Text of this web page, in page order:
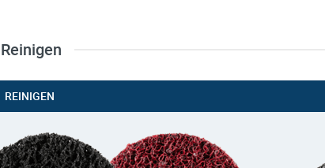
Reinigen
REINIGEN